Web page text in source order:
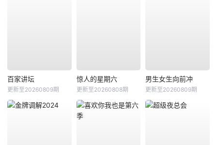
百家讲坛
更新至20260809期
惊人的星期六
更新至20260808期
男生女生向前冲
更新至20260809期